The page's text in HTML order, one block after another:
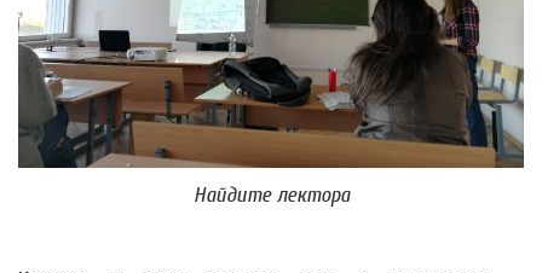
Найдите лектора